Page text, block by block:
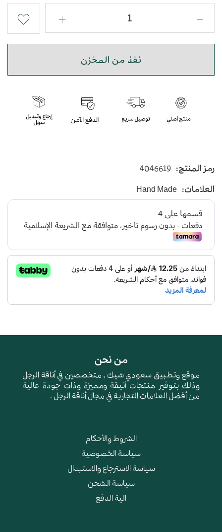
نفذ من المخزن
رمز المنتج: 4046619
العلامات: Hand Made
من نحن
موقع وتطبيق سعودي شيك , متخصصين في أناقة الرجل
وذلك بتوفير منتجات أنيقة ومميزة وذات جودة عالية
من أفضل العلامات التجارية في مجال أناقة الرجل .
الشروط والأحكام
سياسة الخصوصية
سياسة الاسترجاع والاستبدال
سياسة الشحن
الية الدفع